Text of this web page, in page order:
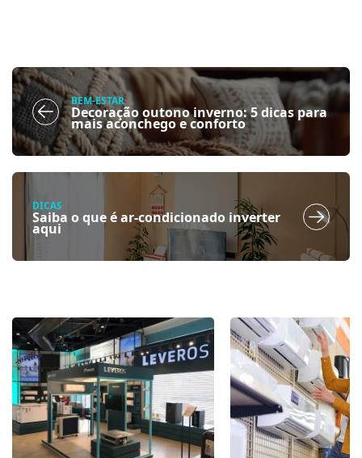
BEM-ESTAR
Decoração outono inverno: 5 dicas para
mais aconchego e conforto
DICAS
Saiba o que é ar-condicionado inverter
aqui